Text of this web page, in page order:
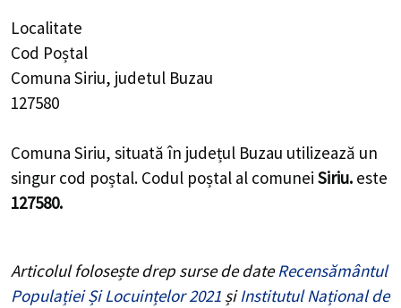
Localitate
Cod Poștal
Comuna Siriu, judetul Buzau
127580
Comuna Siriu, situată în județul Buzau utilizează un
singur cod poștal. Codul poștal al comunei Siriu. este
127580.
Articolul folosește drep surse de dateRecensământul
Populației Și Locuințelor 2021 șiInstitutul Național de